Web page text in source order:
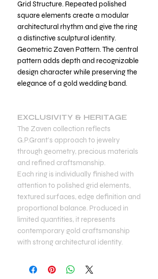
Grid Structure. Repeated polished
square elements create a modular
architectural rhythm and give the ring
a distinctive sculptural identity.
Geometric Zaven Pattern. The central
pattern adds depth and recognizable
design character while preserving the
elegance of a gold wedding band.
EXCLUSIVITY & HERITAGE
The Zaven collection reflects
G.P.Grant’s approach to jewelry
through geometry, precious materials
and refined craftsmanship.
Each ring is individually finished with
attention to polished grid elements,
textured surfaces, edge definition and
proportional balance. Produced in
limited quantities, it represents
contemporary gold craftsmanship
with strong architectural identity.